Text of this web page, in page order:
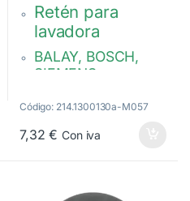
e
5
Retén para
lavadora
BALAY, BOSCH,
SIEMENS
x 10 / 12 mm.
Código grabado:
Código: 214.1300130a-M057
7,32€ Con iva